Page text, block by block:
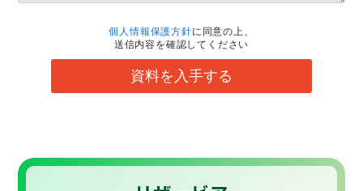
個人情報保護方針に同意の上、
送信内容を確認してください
資料を入手する